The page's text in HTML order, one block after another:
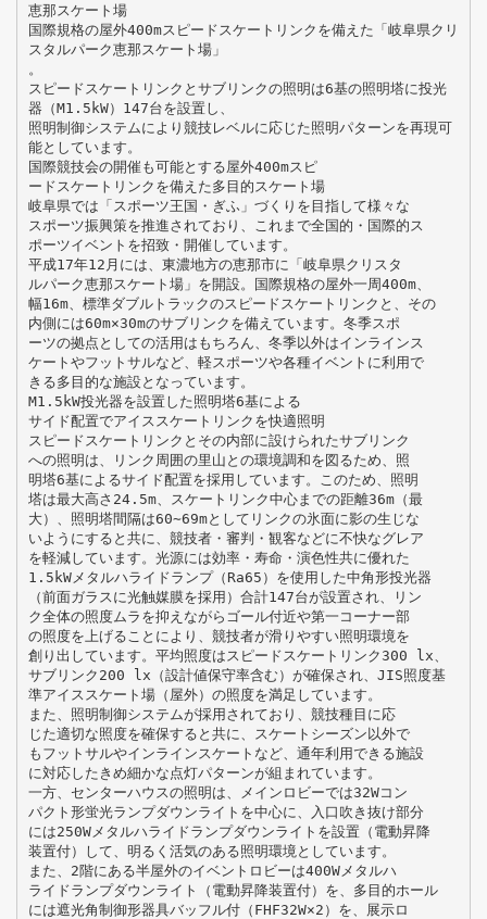
恵那スケート場
国際規格の屋外400mスピードスケートリンクを備えた「岐阜県クリ
スタルパーク恵那スケート場」
。
スピードスケートリンクとサブリンクの照明は6基の照明塔に投光
器（M1.5kW）147台を設置し、
照明制御システムにより競技レベルに応じた照明パターンを再現可
能としています。
国際競技会の開催も可能とする屋外400mスピ
ードスケートリンクを備えた多目的スケート場
岐阜県では「スポーツ王国・ぎふ」づくりを目指して様々な
スポーツ振興策を推進されており、これまで全国的・国際的ス
ポーツイベントを招致・開催しています。
平成17年12月には、東濃地方の恵那市に「岐阜県クリスタ
ルパーク恵那スケート場」を開設。国際規格の屋外一周400m、
幅16m、標準ダブルトラックのスピードスケートリンクと、その
内側には60m×30mのサブリンクを備えています。冬季スポ
ーツの拠点としての活用はもちろん、冬季以外はインラインス
ケートやフットサルなど、軽スポーツや各種イベントに利用で
きる多目的な施設となっています。
M1.5kW投光器を設置した照明塔6基による
サイド配置でアイススケートリンクを快適照明
スピードスケートリンクとその内部に設けられたサブリンク
への照明は、リンク周囲の里山との環境調和を図るため、照
明塔6基によるサイド配置を採用しています。このため、照明
塔は最大高さ24.5m、スケートリンク中心までの距離36m（最
大）、照明塔間隔は60∼69mとしてリンクの氷面に影の生じな
いようにすると共に、競技者・審判・観客などに不快なグレア
を軽減しています。光源には効率・寿命・演色性共に優れた
1.5kWメタルハライドランプ（Ra65）を使用した中角形投光器
（前面ガラスに光触媒膜を採用）合計147台が設置され、リン
ク全体の照度ムラを抑えながらゴール付近や第一コーナー部
の照度を上げることにより、競技者が滑りやすい照明環境を
創り出しています。平均照度はスピードスケートリンク300 lx、
サブリンク200 lx（設計値保守率含む）が確保され、JIS照度基
準アイススケート場（屋外）の照度を満足しています。
また、照明制御システムが採用されており、競技種目に応
じた適切な照度を確保すると共に、スケートシーズン以外で
もフットサルやインラインスケートなど、通年利用できる施設
に対応したきめ細かな点灯パターンが組まれています。
一方、センターハウスの照明は、メインロビーでは32Wコン
パクト形蛍光ランプダウンライトを中心に、入口吹き抜け部分
には250Wメタルハライドランプダウンライトを設置（電動昇降
装置付）して、明るく活気のある照明環境としています。
また、2階にある半屋外のイベントロビーは400Wメタルハ
ライドランプダウンライト（電動昇降装置付）を、多目的ホール
には遮光角制御形器具バッフル付（FHF32W×2）を、展示ロ